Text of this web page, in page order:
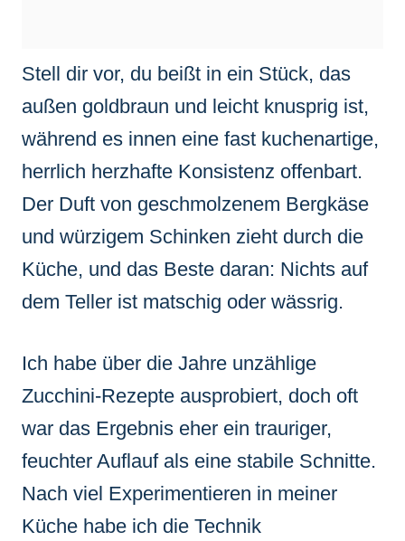
Stell dir vor, du beißt in ein Stück, das
außen goldbraun und leicht knusprig ist,
während es innen eine fast kuchenartige,
herrlich herzhafte Konsistenz offenbart.
Der Duft von geschmolzenem Bergkäse
und würzigem Schinken zieht durch die
Küche, und das Beste daran: Nichts auf
dem Teller ist matschig oder wässrig.
Ich habe über die Jahre unzählige
Zucchini-Rezepte ausprobiert, doch oft
war das Ergebnis eher ein trauriger,
feuchter Auflauf als eine stabile Schnitte.
Nach viel Experimentieren in meiner
Küche habe ich die Technik